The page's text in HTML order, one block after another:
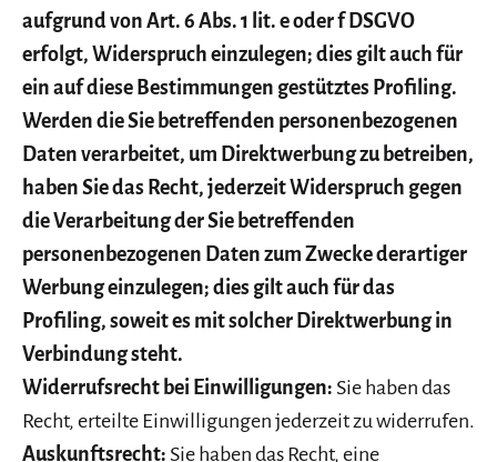
aufgrund von Art. 6 Abs. 1 lit. e oder f DSGVO
erfolgt, Widerspruch einzulegen; dies gilt auch für
ein auf diese Bestimmungen gestütztes Profiling.
Werden die Sie betreffenden personenbezogenen
Daten verarbeitet, um Direktwerbung zu betreiben,
haben Sie das Recht, jederzeit Widerspruch gegen
die Verarbeitung der Sie betreffenden
personenbezogenen Daten zum Zwecke derartiger
Werbung einzulegen; dies gilt auch für das
Profiling, soweit es mit solcher Direktwerbung in
Verbindung steht.
Widerrufsrecht bei Einwilligungen: Sie haben das
Recht, erteilte Einwilligungen jederzeit zu widerrufen.
Auskunftsrecht: Sie haben das Recht, eine